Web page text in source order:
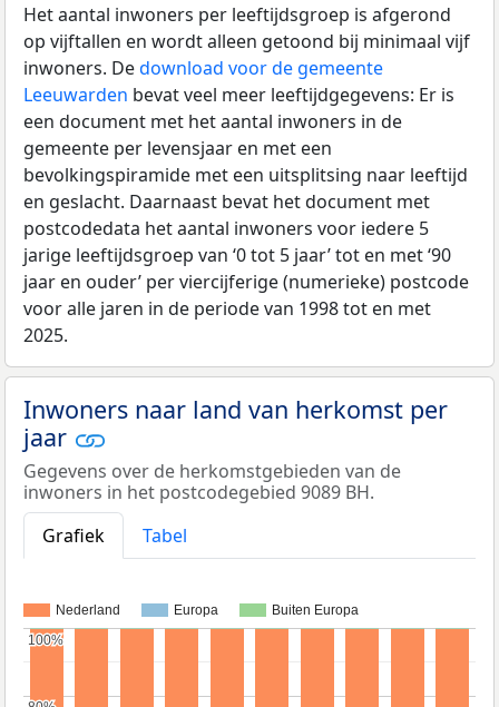
Het aantal inwoners per leeftijdsgroep is afgerond
op vijftallen en wordt alleen getoond bij minimaal vijf
inwoners. Dedownload voor de gemeente
Leeuwarden bevat veel meer leeftijdgegevens: Er is
een document met het aantal inwoners in de
gemeente per levensjaar en met een
bevolkingspiramide met een uitsplitsing naar leeftijd
en geslacht. Daarnaast bevat het document met
postcodedata het aantal inwoners voor iedere 5
jarige leeftijdsgroep van ‘0 tot 5 jaar’ tot en met ‘90
jaar en ouder’ per viercijferige (numerieke) postcode
voor alle jaren in de periode van 1998 tot en met
2025.
Inwoners naar land van herkomst per
jaar
Gegevens over de herkomstgebieden van de
inwoners in het postcodegebied 9089 BH.
Grafiek
Tabel
Nederland Europa Buiten Europa
100%
100%